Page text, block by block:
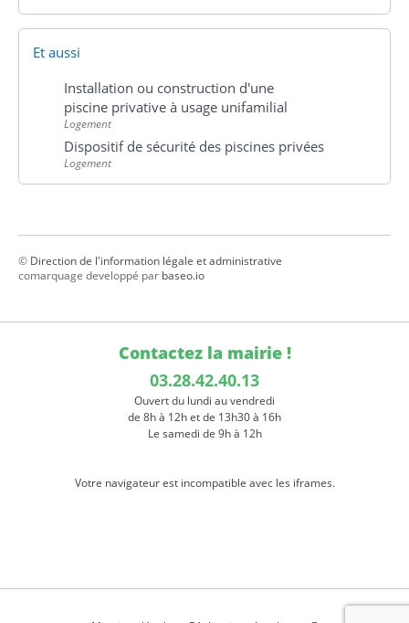
Et aussi
Installation ou construction d'une
piscine privative à usage unifamilial
Logement
Dispositif de sécurité des piscines privées
Logement
© Direction de l'information légale et administrative
comarquage developpé par baseo.io
Contactez la mairie !
03.28.42.40.13
Ouvert du lundi au vendredi
de 8h à 12h et de 13h30 à 16h
Le samedi de 9h à 12h
Votre navigateur est incompatible avec les iframes.